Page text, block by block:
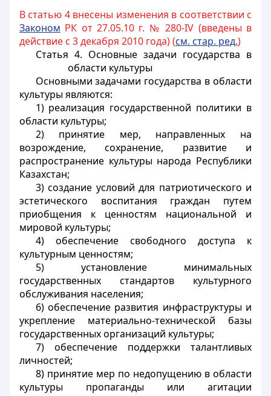
В статью 4 внесены изменения в соответствии с
Законом РК от 27.05.10 г. № 280-IV (введены в
действие с 3 декабря 2010 года) (см. стар. ред.)
Статья 4. Основные задачи государства в
области культуры
Основными задачами государства в области
культуры являются:
1) реализация государственной политики в
области культуры;
2) принятие мер, направленных на
возрождение, сохранение, развитие и
распространение культуры народа Республики
Казахстан;
3) создание условий для патриотического и
эстетического воспитания граждан путем
приобщения к ценностям национальной и
мировой культуры;
4) обеспечение свободного доступа к
культурным ценностям;
5) установление минимальных
государственных стандартов культурного
обслуживания населения;
6) обеспечение развития инфраструктуры и
укрепление материально-технической базы
государственных организаций культуры;
7) обеспечение поддержки талантливых
личностей;
8) принятие мер по недопущению в области
культуры пропаганды или агитации